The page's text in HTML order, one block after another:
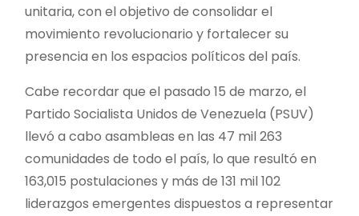
unitaria, con el objetivo de consolidar el
movimiento revolucionario y fortalecer su
presencia en los espacios políticos del país.
Cabe recordar que el pasado 15 de marzo, el
Partido Socialista Unidos de Venezuela (PSUV)
llevó a cabo asambleas en las 47 mil 263
comunidades de todo el país, lo que resultó en
163,015 postulaciones y más de 131 mil 102
liderazgos emergentes dispuestos a representar